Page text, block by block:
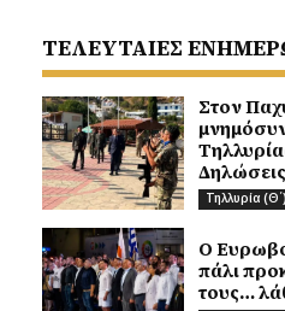
ΤΕΛΕΥΤΑΙΕΣ
Στον
Τηλλυρία (Θ΄)
Ο
πάλι
τους…